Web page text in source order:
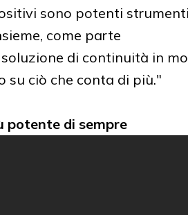
sono potenti strumenti
come parte
di continuità in
su ciò che conta di più."
potente di sempre